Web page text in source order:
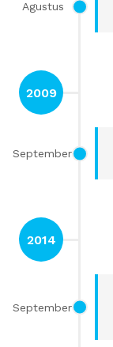
Agustus
2009
September
2014
September